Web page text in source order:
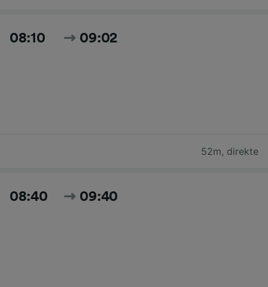
08:10 09:02
52m, direkte
08:40 09:40